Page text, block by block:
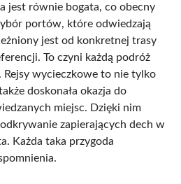
jest równie bogata, co obecny
portów, które odwiedzają
jest od konkretnej trasy
To czyni każdą podróż
wycieczkowe to nie tylko
doskonała okazja do
miejsc. Dzięki nim
zapierających dech w
Każda taka przygoda